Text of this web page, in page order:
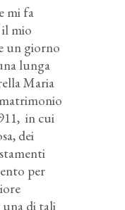
mi fa
mio
un giorno
lunga
Maria
in cui
dei
per
una di tali